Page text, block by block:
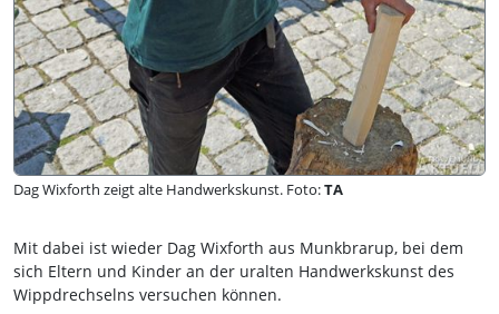
Dag Wixforth zeigt alte Handwerkskunst. Foto:TA
Mit dabei ist wieder Dag Wixforth aus Munkbrarup, bei dem
sich Eltern und Kinder an der uralten Handwerkskunst des
Wippdrechselns versuchen können.